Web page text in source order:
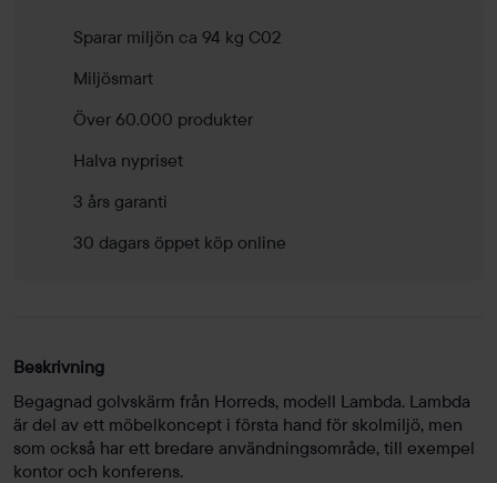
Sparar miljön ca 94 kg C02
Miljösmart
Över 60.000 produkter
Halva nypriset
3 års garanti
30 dagars öppet köp online
Beskrivning
Begagnad golvskärm från Horreds, modell Lambda. Lambda
är del av ett möbelkoncept i första hand för skolmiljö, men
som också har ett bredare användningsområde, till exempel
kontor och konferens.